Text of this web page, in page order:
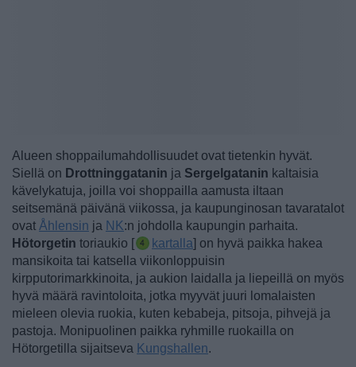
Alueen shoppailumahdollisuudet ovat tietenkin hyvät.
Siellä on Drottninggatanin ja Sergelgatanin kaltaisia
kävelykatuja, joilla voi shoppailla aamusta iltaan
seitsemänä päivänä viikossa, ja kaupunginosan tavaratalot
ovat Åhlensin ja NK:n johdolla kaupungin parhaita.
Hötorgetin toriaukio [ kartalla] on hyvä paikka hakea
mansikoita tai katsella viikonloppuisin
kirpputorimarkkinoita, ja aukion laidalla ja liepeillä on myös
hyvä määrä ravintoloita, jotka myyvät juuri lomalaisten
mieleen olevia ruokia, kuten kebabeja, pitsoja, pihvejä ja
pastoja. Monipuolinen paikka ryhmille ruokailla on
Hötorgetilla sijaitseva Kungshallen.